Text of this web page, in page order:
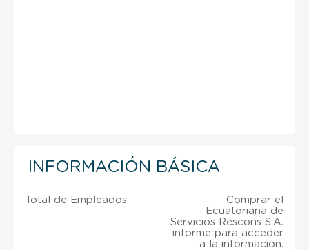
INFORMACIÓN BÁSICA
Total de Empleados:
Comprar el
Ecuatoriana de
Servicios Rescons S.A.
informe para acceder
a la información.